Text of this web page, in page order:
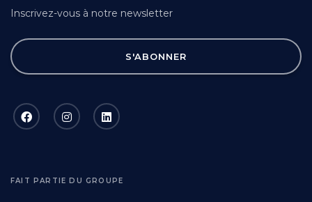
Inscrivez-vous à notre newsletter
S'ABONNER
FAIT PARTIE DU GROUPE